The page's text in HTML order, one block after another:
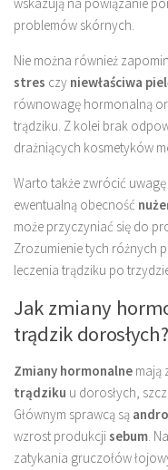
problemów skórnych.
Nie można również
stres czy niewłaściwa
równowagę hormonalną
trądziku. Z kolei brak
drażniących kosmetyków
Warto także zwrócić
ewentualną obecność
może przyczyniać się do
Zrozumienie tych różnych
leczenia trądziku po
Jak zmiany
trądzik dorosłych?
Zmiany hormonalne mają
trądziku u dorosłych,
Głównym sprawcą są
wzrost produkcjisebum.
zatykania gruczołów